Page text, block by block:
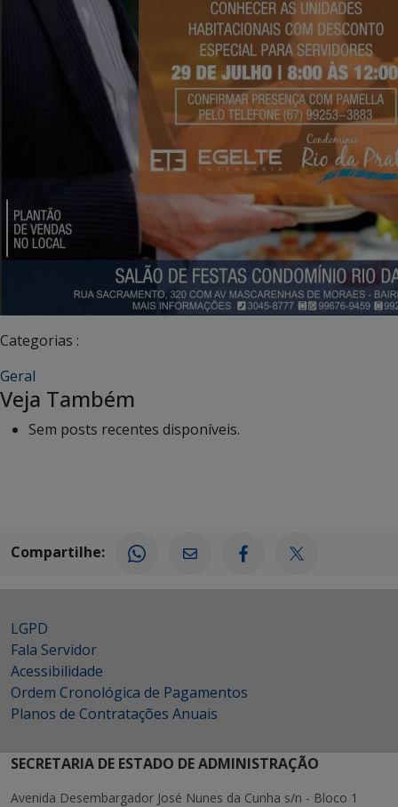
Categorias :
Geral
Veja Também
Sem posts recentes disponíveis.
Compartilhe:
LGPD
Fala Servidor
Acessibilidade
Ordem Cronológica de Pagamentos
Planos de Contratações Anuais
SECRETARIA DE ESTADO DE ADMINISTRAÇÃO
Avenida Desembargador José Nunes da Cunha s/n - Bloco 1